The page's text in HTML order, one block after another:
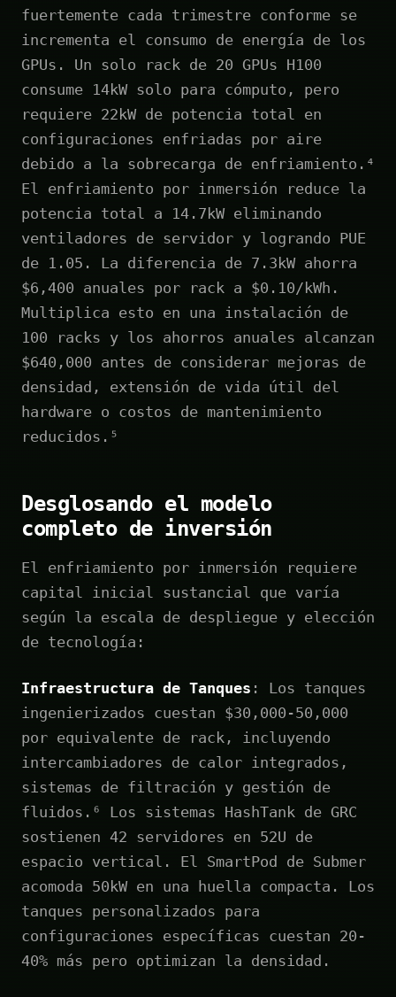
fuertemente cada trimestre conforme se
incrementa el consumo de energía de los
GPUs. Un solo rack de 20 GPUs H100
consume 14kW solo para cómputo, pero
requiere 22kW de potencia total en
configuraciones enfriadas por aire
debido a la sobrecarga de enfriamiento.⁴
El enfriamiento por inmersión reduce la
potencia total a 14.7kW eliminando
ventiladores de servidor y logrando PUE
de 1.05. La diferencia de 7.3kW ahorra
$6,400 anuales por rack a $0.10/kWh.
Multiplica esto en una instalación de
100 racks y los ahorros anuales alcanzan
$640,000 antes de considerar mejoras de
densidad, extensión de vida útil del
hardware o costos de mantenimiento
reducidos.⁵
Desglosando el modelo
completo de inversión
El enfriamiento por inmersión requiere
capital inicial sustancial que varía
según la escala de despliegue y elección
de tecnología:
Infraestructura de Tanques : Los tanques
ingenierizados cuestan $30,000-50,000
por equivalente de rack, incluyendo
intercambiadores de calor integrados,
sistemas de filtración y gestión de
fluidos.⁶ Los sistemas HashTank de GRC
sostienen 42 servidores en 52U de
espacio vertical. El SmartPod de Submer
acomoda 50kW en una huella compacta. Los
tanques personalizados para
configuraciones específicas cuestan 20-
40% más pero optimizan la densidad.